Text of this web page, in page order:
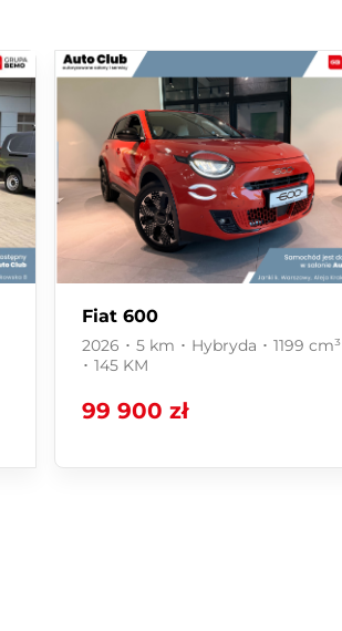
Fiat 600
2026 ･ 5 km ･ Hybryda ･ 1199 cm³
･ 145 KM
99 900 zł